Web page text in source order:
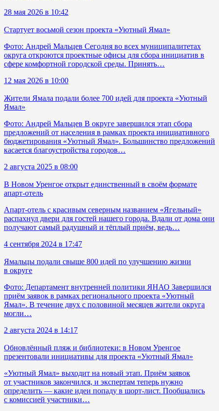
28 мая 2026 в 10:42
Стартует восьмой сезон проекта «Уютный Ямал»
Фото: Андрей Мальцев Сегодня во всех муниципалитетах
округа откроются проектные офисы для сбора инициатив в
сфере комфортной городской среды. Принять…
12 мая 2026 в 10:00
Жители Ямала подали более 700 идей для проекта «Уютный
Ямал»
Фото: Андрей Мальцев В округе завершился этап сбора
предложений от населения в рамках проекта инициативного
бюджетирования «Уютный Ямал». Большинство предложений
касается благоустройства городов…
2 августа 2025 в 08:00
В Новом Уренгое открыт единственный в своём формате
апарт-отель
Апарт-отель с красивым северным названием «Ягельный»
распахнул двери для гостей нашего города. Вдали от дома они
получают самый радушный и тёплый приём, ведь…
4 сентября 2024 в 17:47
Ямальцы подали свыше 800 идей по улучшению жизни
в округе
Фото: Департамент внутренней политики ЯНАО Завершился
приём заявок в рамках регионального проекта «Уютный
Ямал». В течение двух с половиной месяцев жители округа
могли…
2 августа 2024 в 14:17
Обновлённый пляж и библиотеки: в Новом Уренгое
презентовали инициативы для проекта «Уютный Ямал»
«Уютный Ямал» выходит на новый этап. Приём заявок
от участников закончился, и экспертам теперь нужно
определить — какие идеи попаду в шорт-лист. Пообщались
с комиссией участники…